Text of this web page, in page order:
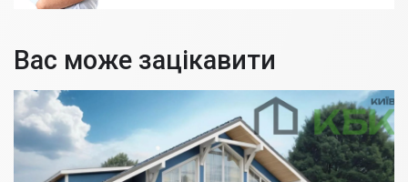
Вас може зацікавити